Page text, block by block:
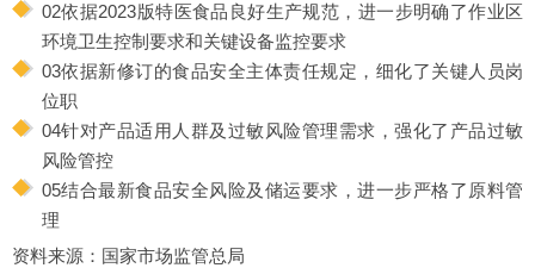
02依据2023版特医食品良好生产规范，进一步明确了作业区
环境卫生控制要求和关键设备监控要求
03依据新修订的食品安全主体责任规定，细化了关键人员岗
位职
04针对产品适用人群及过敏风险管理需求，强化了产品过敏
风险管控
05结合最新食品安全风险及储运要求，进一步严格了原料管
理
资料来源：国家市场监管总局